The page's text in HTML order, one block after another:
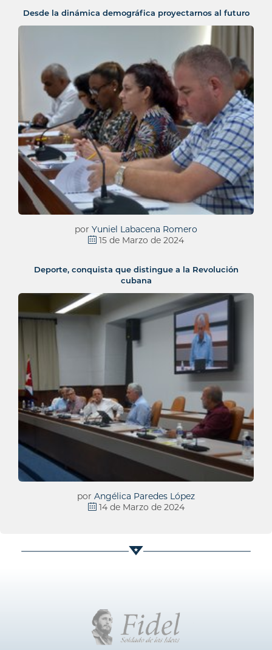
Desde la dinámica demográfica proyectarnos al futuro
por Yuniel Labacena Romero
15 de Marzo de 2024
Deporte, conquista que distingue a la Revolución
cubana
por Angélica Paredes López
14 de Marzo de 2024